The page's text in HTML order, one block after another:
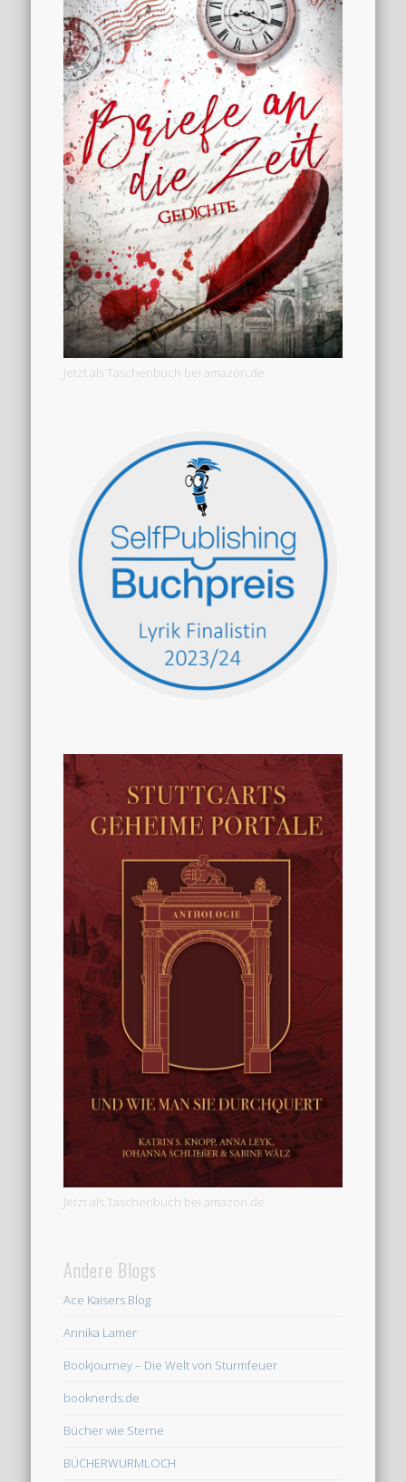
Jetzt als Taschenbuch bei amazon.de
Jetzt als Taschenbuch bei amazon.de
Andere Blogs
Ace Kaisers Blog
Annika Lamer
Bookjourney – Die Welt von Sturmfeuer
booknerds.de
Bücher wie Sterne
BÜCHERWURMLOCH